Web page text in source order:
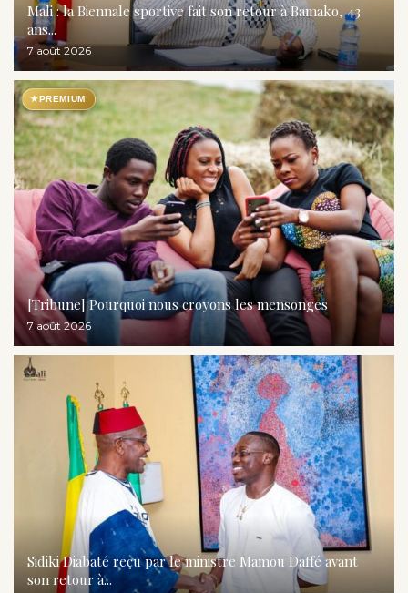
Mali : la Biennale sportive fait son retour à Bamako, 43
ans...
7 août 2026
★ PREMIUM
[Tribune] Pourquoi nous croyons les mensonges
7 août 2026
Sidiki Diabaté reçu par le ministre Mamou Daffé avant
son retour à...